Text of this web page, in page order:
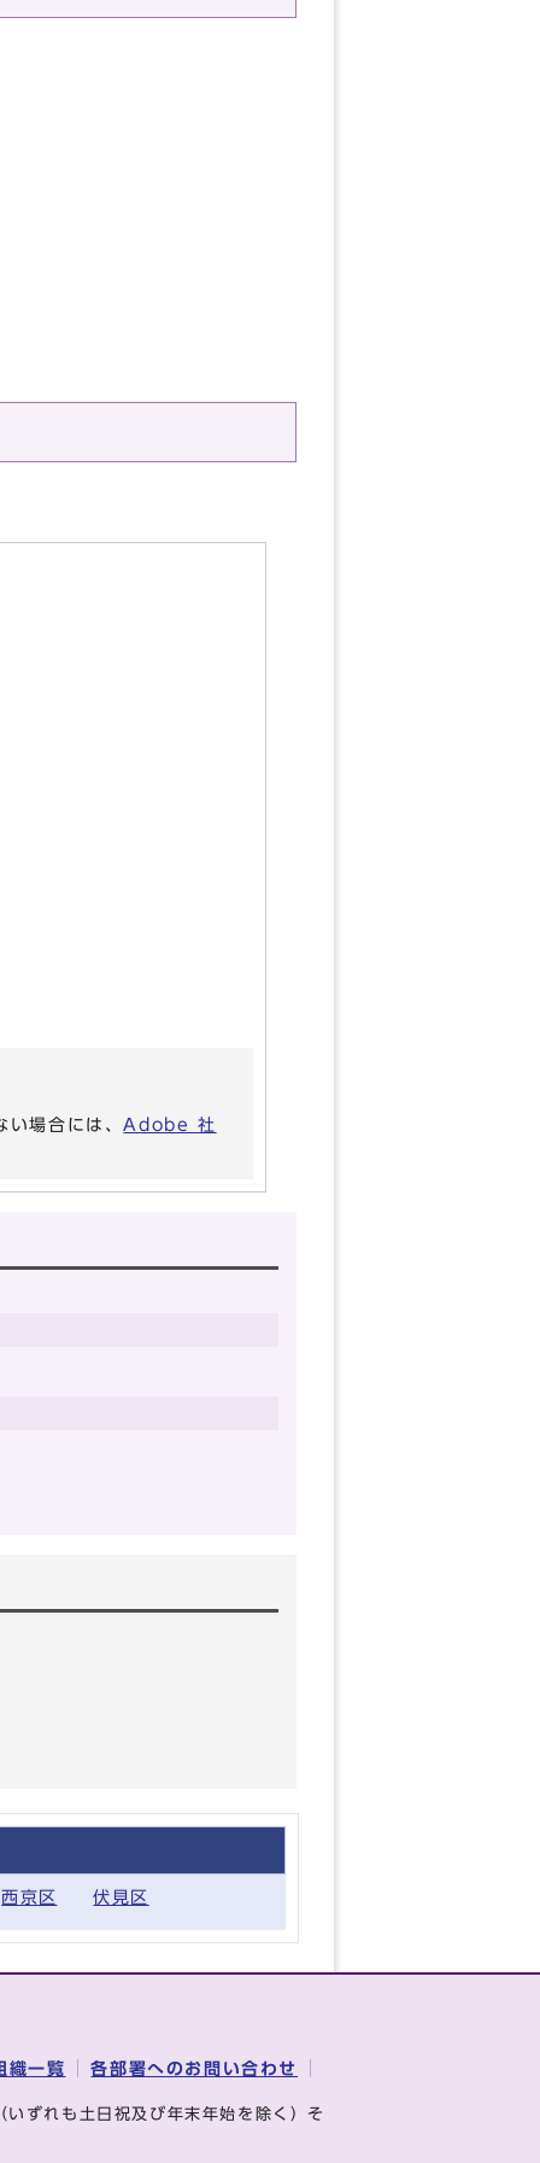
い場合には、Adobe 社
西京区 伏見区
織一覧 各部署へのお問い合わせ
いずれも土日祝及び年末年始を除く）そ